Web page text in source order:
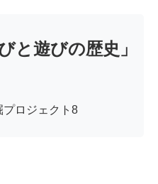
と遊びの歴史」
プロジェクト8